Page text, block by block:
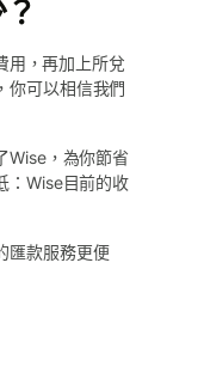
用，再加上所兌
你可以相信我們
Wise，為你節省
：Wise目前的收
匯款服務更便